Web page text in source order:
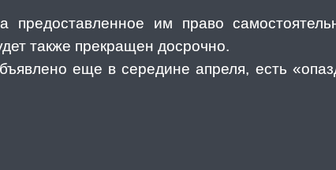
предоставленное им право
также прекращен досрочно.
еще в середине апреля, есть